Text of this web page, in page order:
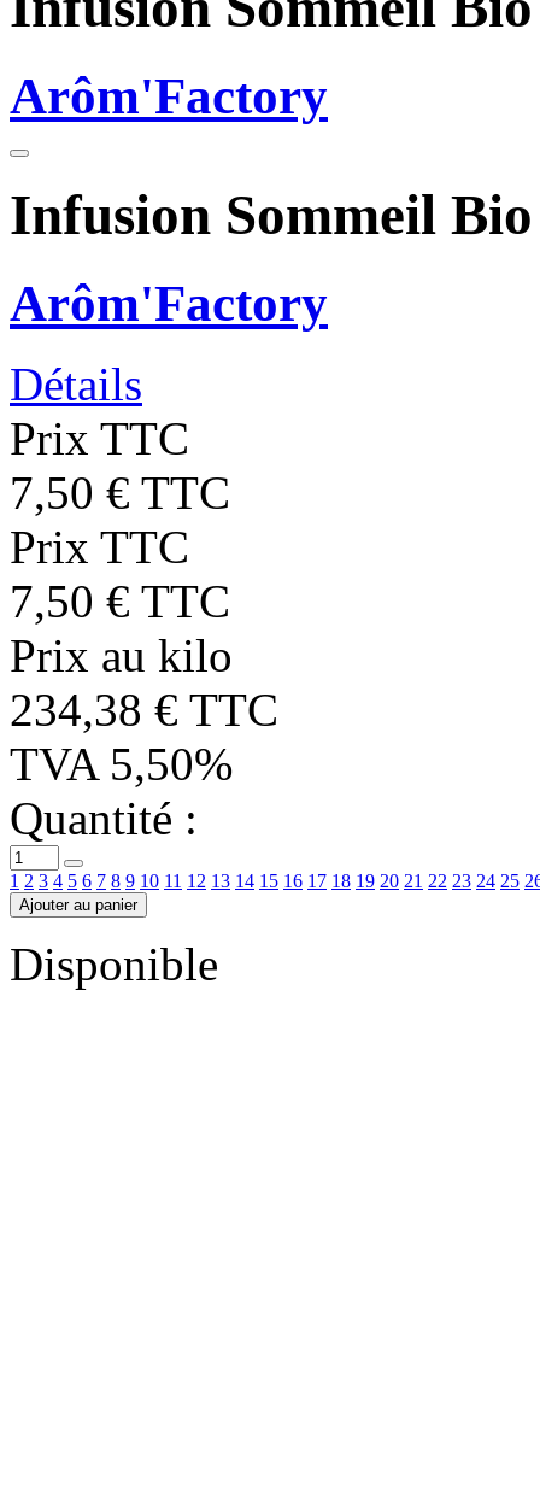
Arôm'Factory
Infusion Sommeil Bio
Arôm'Factory
Détails
Prix TTC
7,50 € TTC
Prix TTC
7,50 € TTC
Prix au kilo
234,38 € TTC
TVA 5,50%
Quantité :
1 2 3 4 5 6 7 8 9 10 11 12 13 14 15 16 17 18 19 20 21 22 23 24 25
Ajouter au panier
Disponible